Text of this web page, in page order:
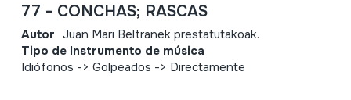
77 - CONCHAS; RASCAS
Autor Juan Mari Beltranek prestatutakoak.
Tipo de Instrumento de música
Idiófonos -> Golpeados -> Directamente